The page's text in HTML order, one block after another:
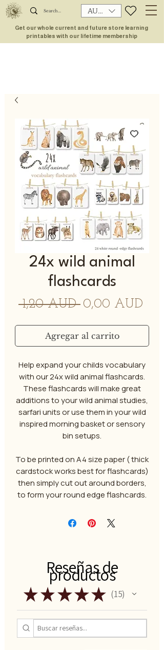
AUD (AU$)
Get our whole current and future store learning
printables with our lifetime membership
24x wild animal
flashcards
1,20 AUD Precio
0,00 AUD
Agregar al carrito
Help expand your childs vocabulary
with our 24x wild animal flashcards.
These flashcards will make great
additions to your wild animal studies,
sarfari units or use them in your wild
inspired morning basket or sensory
bin setups.
To be printed on A4 size paper ( thick
cardstock works best for flashcards)
then simply cut out around borders,
to form your round edge flashcards.
Reseñas de
productos
★ ★★★★ 15
15